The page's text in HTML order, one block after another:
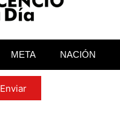
META NACIÓN
Enviar